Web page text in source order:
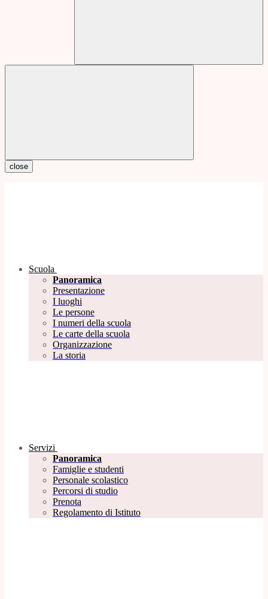
close
Scuola
Panoramica
Presentazione
I luoghi
Le persone
I numeri della scuola
Le carte della scuola
Organizzazione
La storia
Servizi
Panoramica
Famiglie e studenti
Personale scolastico
Percorsi di studio
Prenota
Regolamento di Istituto